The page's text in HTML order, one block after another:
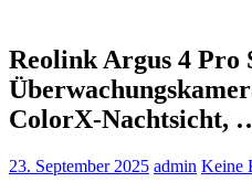
Reolink Argus 4 Pro
ColorX-Nachtsicht,
23. September 2025 admin Keine